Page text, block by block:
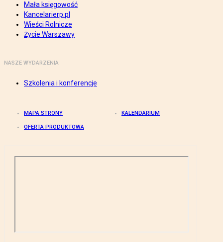
Mała księgowość
Kancelarierp.pl
Wieści Rolnicze
Życie Warszawy
NASZE WYDARZENIA
Szkolenia i konferencje
MAPA STRONY KALENDARIUM
OFERTA PRODUKTOWA